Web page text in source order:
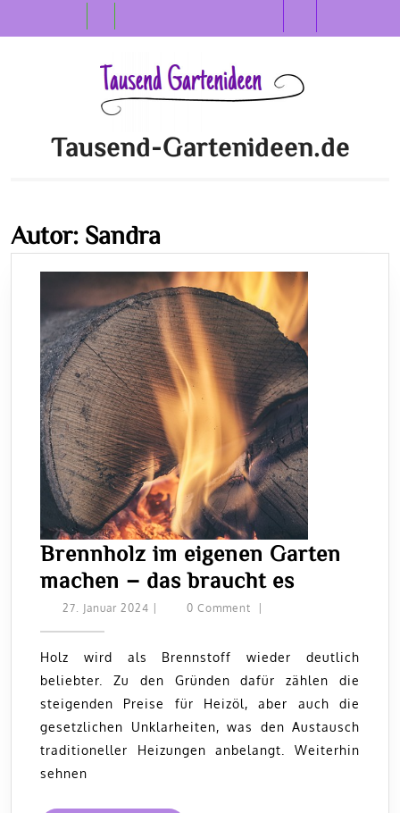
Open
Button
Tausend-Gartenideen.de
Autor: Sandra
Brennholz im eigenen Garten
machen – das braucht es
Garten
machen
–
das
27. Januar 2024 27.
0 Comment
Holz wird als Brennstoff wieder deutlich
beliebter. Zu den Gründen dafür zählen die
steigenden Preise für Heizöl, aber auch die
gesetzlichen Unklarheiten, was den Austausch
traditioneller Heizungen anbelangt. Weiterhin
sehnen